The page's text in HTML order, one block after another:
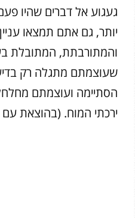
געגוע אל דברים שהיו
יותר, גם אתם תמצאו
והמתורבתת, המתובלת
שעוצמתם מתגלה רק
הסתיימה ועוצמתם
ירכתי המוח. (בהוצאת